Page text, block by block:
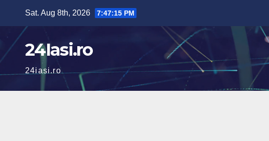
content
Sat. Aug 8th, 2026 7:47:17 PM
24Iasi.ro
24iasi.ro